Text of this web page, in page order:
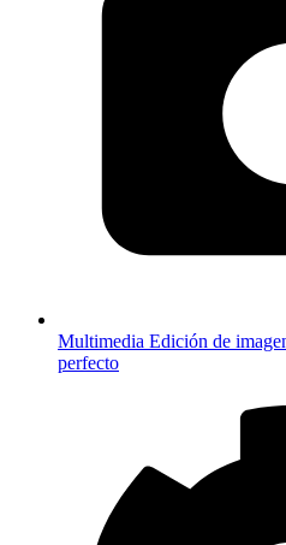
Multimedia Edición de
perfecto